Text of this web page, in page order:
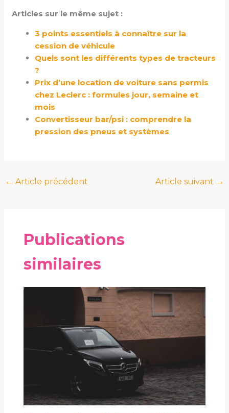
Articles sur le même sujet :
3 points essentiels à connaître sur la
cession de véhicule
Quels sont les différents types de tracteurs
?
Prix d’une location de voiture sans permis
chez Leclerc : formules jour, semaine et
mois
Convertisseur bar/psi : comprendre la
pression des pneus et systèmes
← Article précédent Article suivant →
Publications
similaires